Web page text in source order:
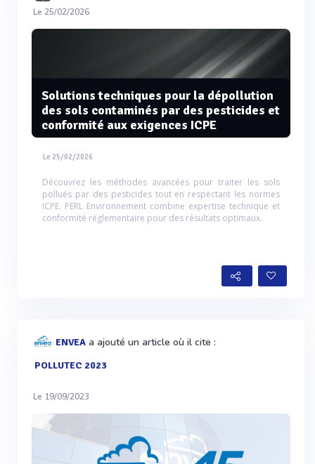
Le 25/02/2026
Solutions techniques pour la dépollution
des sols contaminés par des pesticides et
conformité aux exigences ICPE
Le 25/02/2026
Découvrez les méthodes avancées pour traiter les sols
pollués par des pesticides tout en respectant les normes
ICPE. PERL Environnement combine expertise technique et
conformité réglementaire pour des résultats optimaux.
ENVEA a ajouté un article où il cite :
POLLUTEC 2023
Le 19/09/2023